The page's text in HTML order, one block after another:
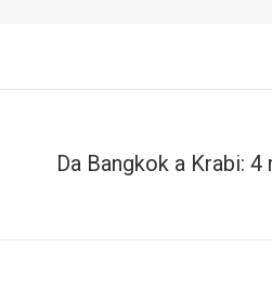
Next
Da Bangkok a Krabi: